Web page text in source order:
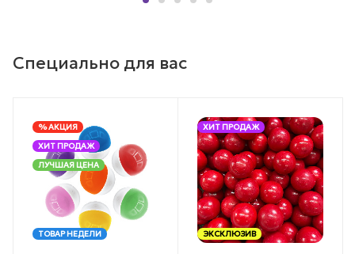
Специально для вас
% АКЦИЯ
ХИТ ПРОДАЖ
ЛУЧШАЯ ЦЕНА
ТОВАР НЕДЕЛИ
ХИТ ПРОДАЖ
ЭКСКЛЮЗИВ